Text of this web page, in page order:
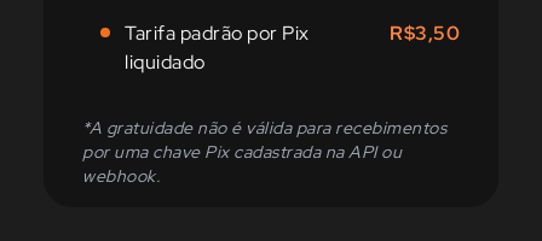
Tarifa padrão por Pix
liquidado
R$3,50
*A gratuidade não é válida para recebimentos
por uma chave Pix cadastrada na API ou
webhook.